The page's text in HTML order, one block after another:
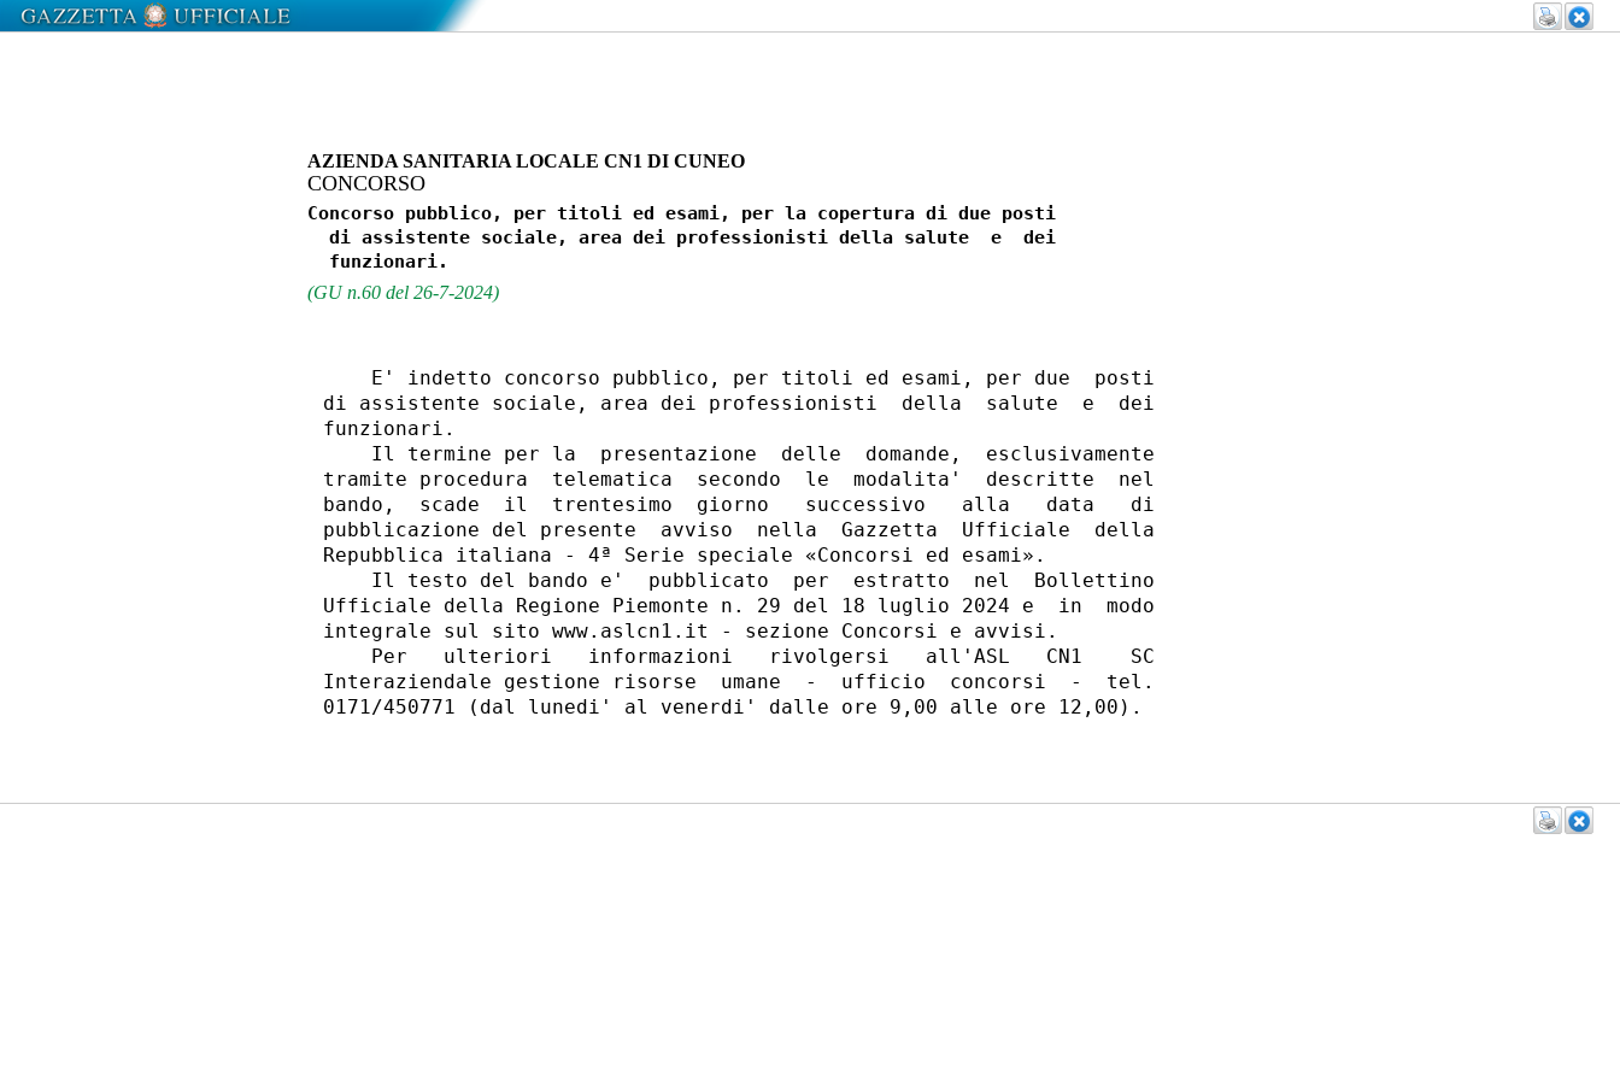
AZIENDA SANITARIA LOCALE CN1 DI CUNEO
CONCORSO
Concorso pubblico, per titoli ed esami, per la copertura di due posti
  di assistente sociale, area dei professionisti della salute  e  dei
(GU n.60 del 26-7-2024)
    E' indetto concorso pubblico, per titoli ed esami, per due  posti
di assistente sociale, area dei professionisti  della  salute  e  dei
funzionari.
    Il termine per la  presentazione  delle  domande,  esclusivamente
tramite procedura  telematica  secondo  le  modalita'  descritte  nel
bando,  scade  il  trentesimo  giorno   successivo   alla   data   di
pubblicazione del presente  avviso  nella  Gazzetta  Ufficiale  della
Repubblica italiana - 4ª Serie speciale «Concorsi ed esami».
    Il testo del bando e'  pubblicato  per  estratto  nel  Bollettino
Ufficiale della Regione Piemonte n. 29 del 18 luglio 2024 e  in  modo
integrale sul sito www.aslcn1.it - sezione Concorsi e avvisi.
    Per   ulteriori   informazioni   rivolgersi   all'ASL   CN1    SC
Interaziendale gestione risorse  umane  -  ufficio  concorsi  -  tel.
0171/450771 (dal lunedi' al venerdi' dalle ore 9,00 alle ore 12,00).